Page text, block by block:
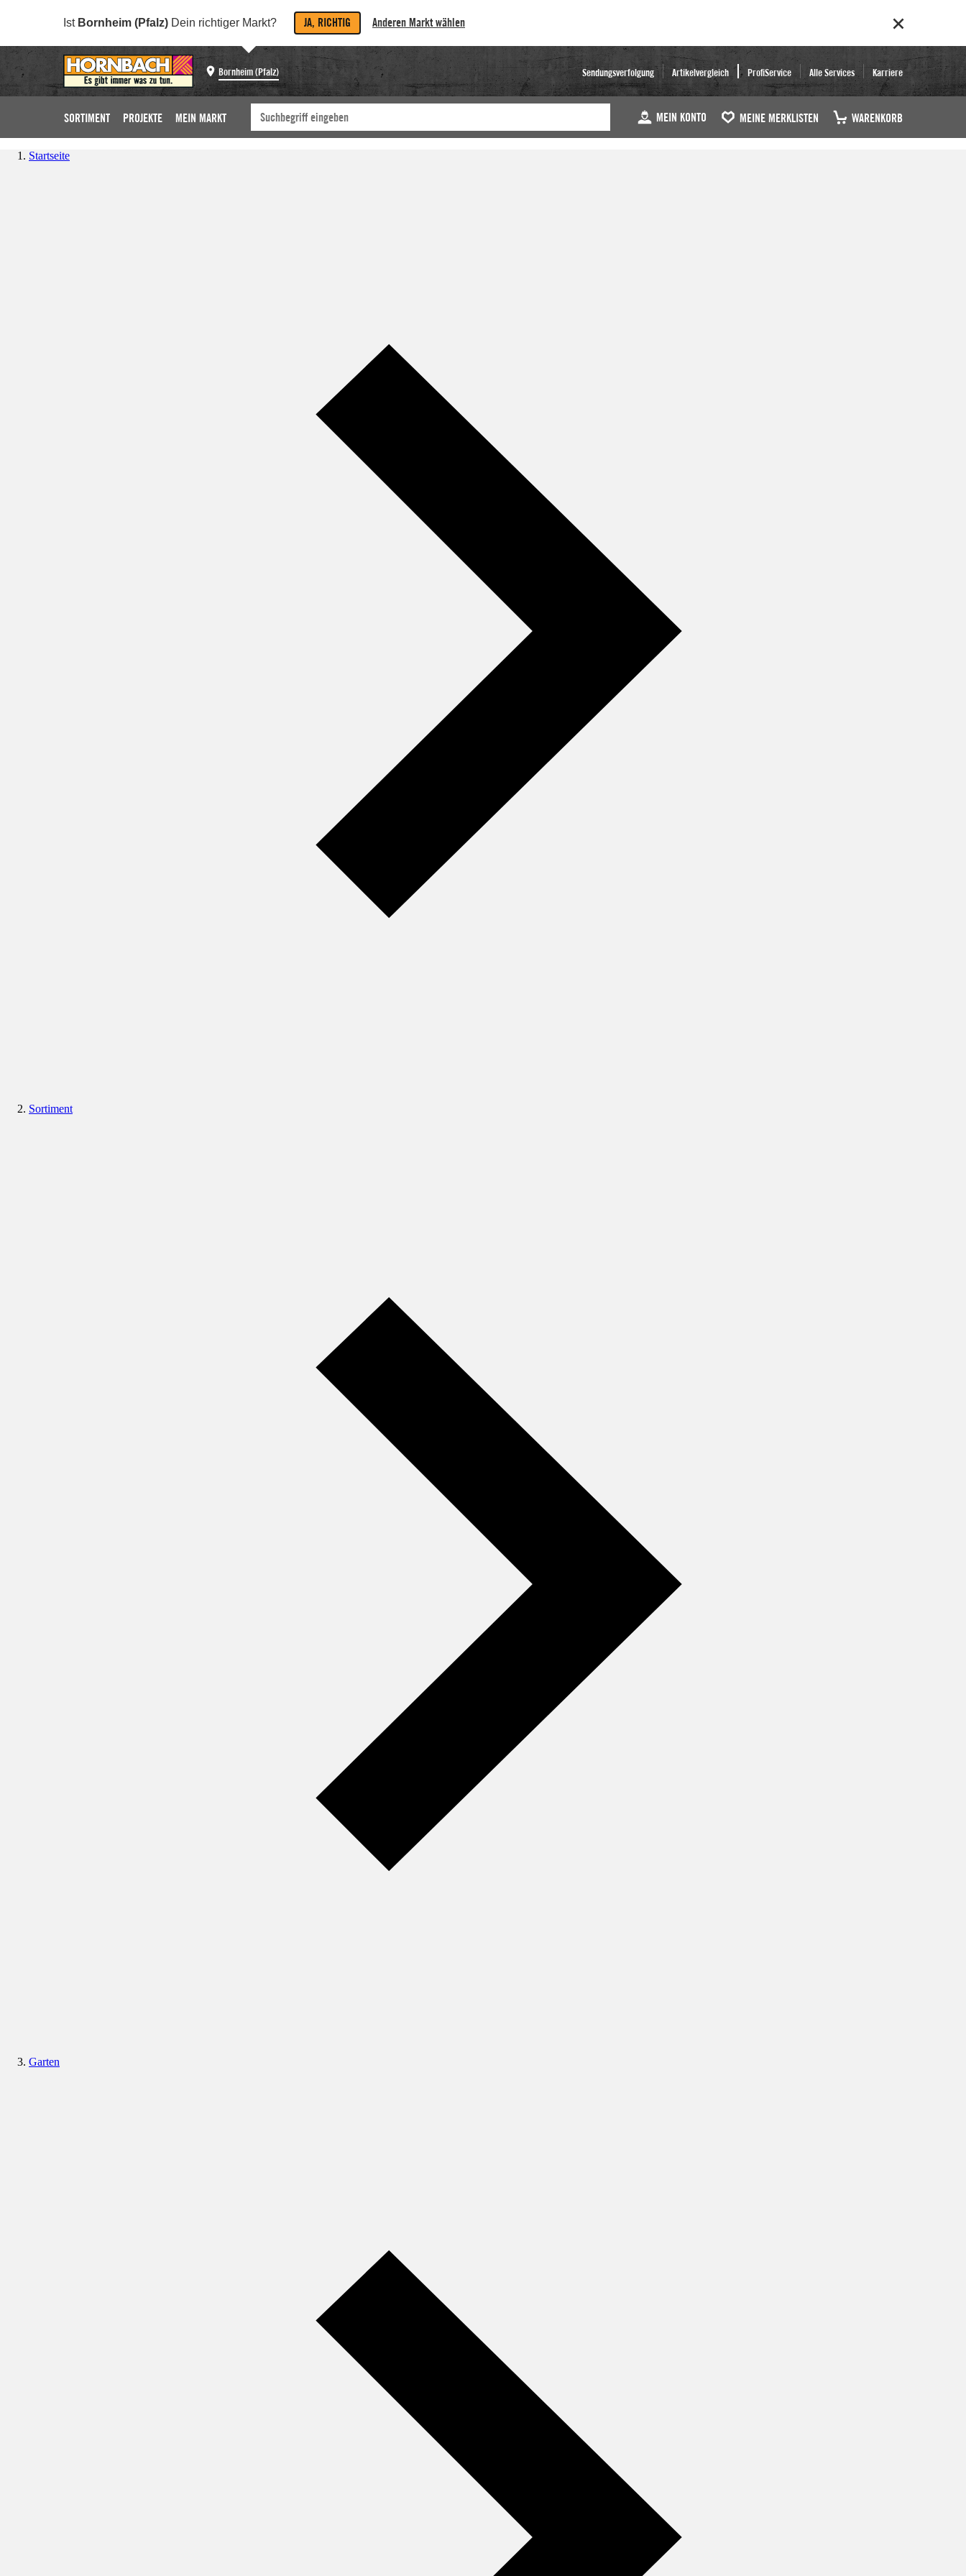
Ist Bornheim (Pfalz) Dein richtiger Markt? JA, RICHTIG Anderen Markt wählen
Bornheim (Pfalz) Sendungsverfolgung Artikelvergleich ProfiService Alle Services Karriere
SORTIMENT PROJEKTE MEIN MARKT MEIN KONTO MEINE MERKLISTEN WARENKORB
Startseite
Sortiment
Garten